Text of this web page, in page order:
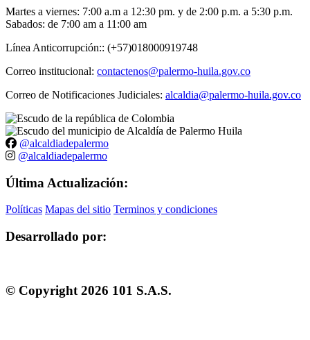
Martes a viernes: 7:00 a.m a 12:30 pm. y de 2:00 p.m. a 5:30 p.m.
Sabados: de 7:00 am a 11:00 am
Línea Anticorrupción:: (+57)018000919748
Correo institucional: contactenos@palermo-huila.gov.co
Correo de Notificaciones Judiciales: alcaldia@palermo-huila.gov.co
@alcaldiadepalermo
@alcaldiadepalermo
Última Actualización:
Políticas Mapas del sitio Terminos y condiciones
Desarrollado por:
© Copyright 2026 101 S.A.S.